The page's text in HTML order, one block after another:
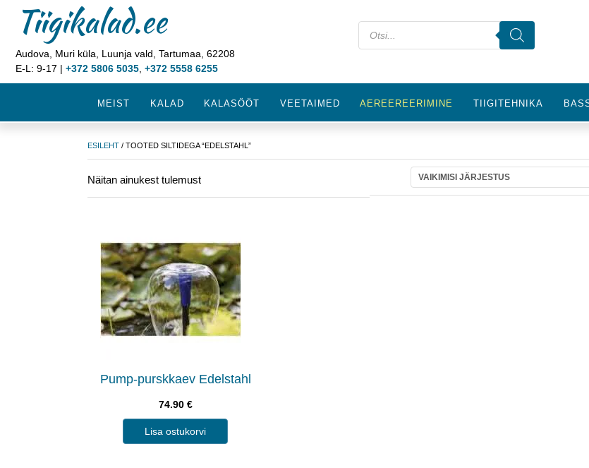
Tiigikalad.ee
Audova, Muri küla, Luunja vald, Tartumaa, 62208
E-L: 9-17 | +372 5806 5035 +372 5558 6255
MEIST KALAD KALASÖÖT VEETAIMED AEREEREERIMINE TIIGITEHNIKA
ESILEHT / TOOTED SILTIDEGA “EDELSTAHL”
Näitan ainukest tulemust
Pump-purskkaev Edelstahl
74.90 €
Lisa ostukorvi